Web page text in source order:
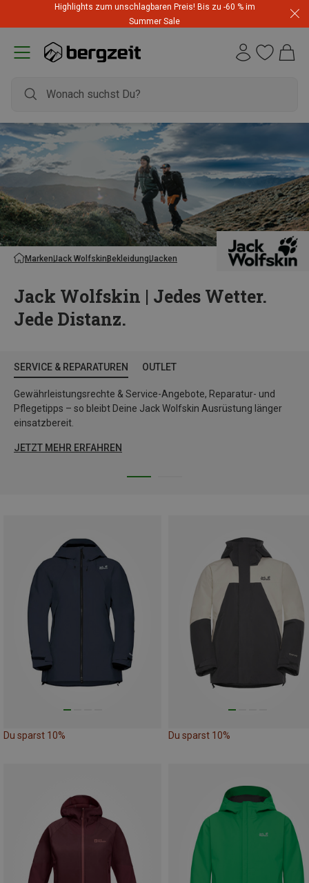
Highlights zum unschlagbaren Preis! Bis zu -60 % im
Summer Sale
MarkenJack WolfskinBekleidungJacken
Jack Wolfskin | Jedes Wetter.
Jede Distanz.
SERVICE & REPARATUREN OUTLET
Gewährleistungsrechte & Service-Angebote, Reparatur- und
Pflegetipps – so bleibt Deine Jack Wolfskin Ausrüstung länger
einsatzbereit.
JETZT MEHR ERFAHREN
Du sparst 10% Du sparst 10%